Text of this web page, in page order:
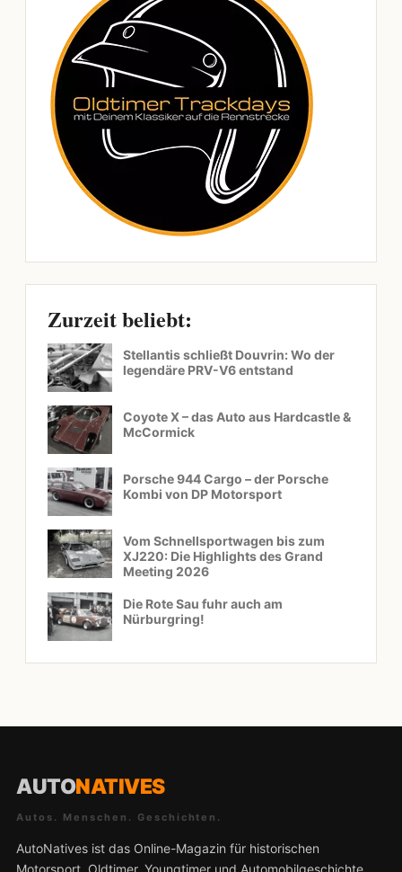
Zurzeit beliebt:
Stellantis schließt Douvrin: Wo der
legendäre PRV-V6 entstand
Coyote X – das Auto aus Hardcastle &
McCormick
Porsche 944 Cargo – der Porsche
Kombi von DP Motorsport
Vom Schnellsportwagen bis zum
XJ220: Die Highlights des Grand
Meeting 2026
Die Rote Sau fuhr auch am
Nürburgring!
AUTONATIVES
Autos. Menschen. Geschichten.
AutoNatives ist das Online-Magazin für historischen
Motorsport, Oldtimer, Youngtimer und Automobilgeschichte.